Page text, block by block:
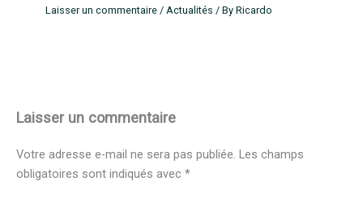
Laisser un commentaire / Actualités / ByRicardo
Laisser un commentaire
Votre adresse e-mail ne sera pas publiée. Les champs
obligatoires sont indiqués avec *